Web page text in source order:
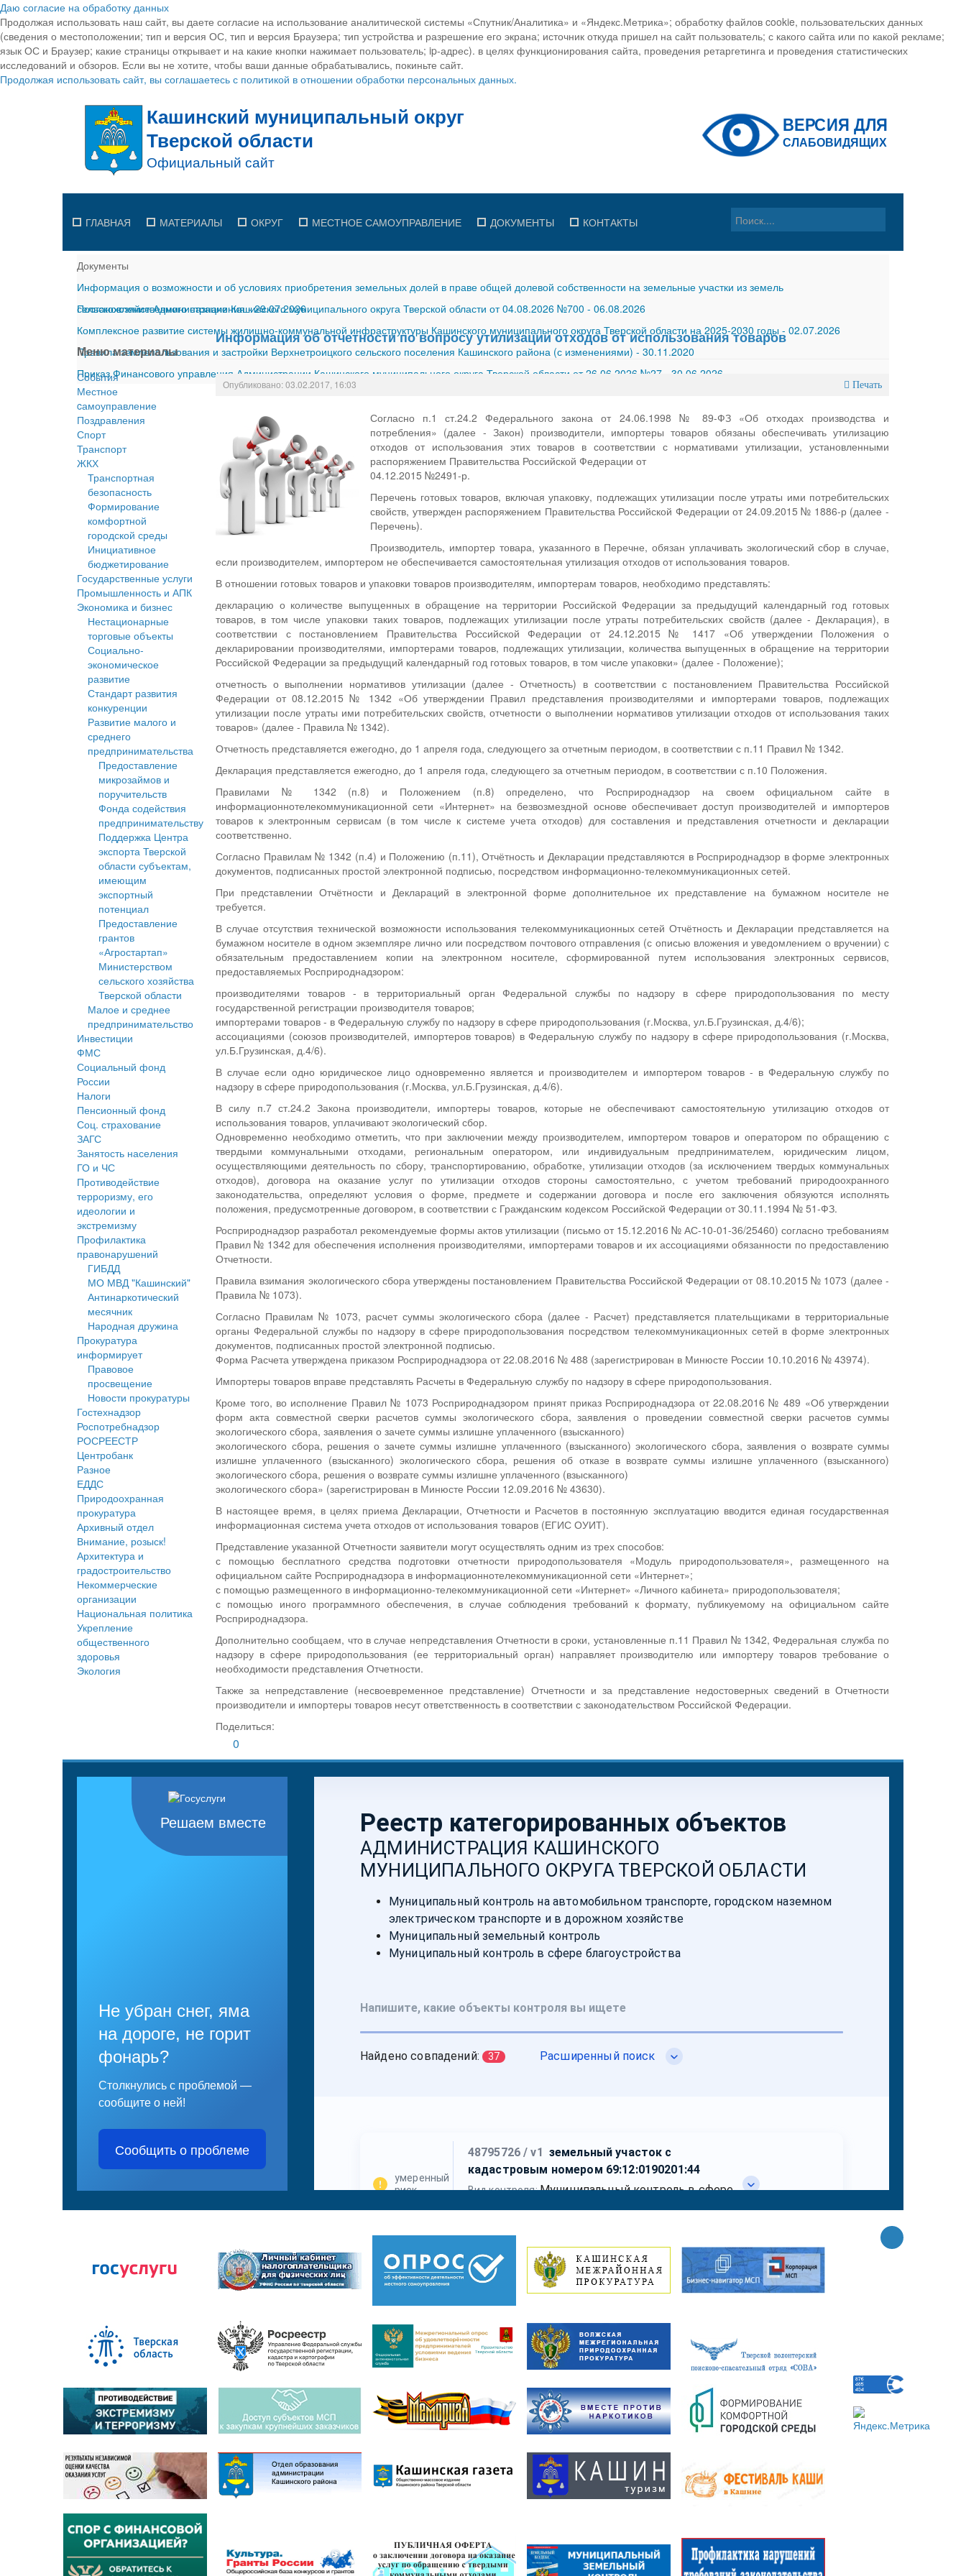
Даю согласие на обработку данных
Продолжая использовать наш сайт, вы даете согласие на использование аналитической системы «Спутник/Аналитика» и «Яндекс.Метрика»; обработку файлов cookie, пользовательских данных
(сведения о местоположении; тип и версия ОС, тип и версия Браузера; тип устройства и разрешение его экрана; источник откуда пришел на сайт пользователь; с какого сайта или по какой рекламе;
язык ОС и Браузер; какие страницы открывает и на какие кнопки нажимает пользователь; ip-адрес). в целях функционирования сайта, проведения ретаргетинга и проведения статистических
исследований и обзоров. Если вы не хотите, чтобы ваши данные обрабатывались, покиньте сайт.
Продолжая использовать сайт, вы соглашаетесь с политикой в отношении обработки персональных данных.
ГЛАВНАЯ МАТЕРИАЛЫ ОКРУГ МЕСТНОЕ САМОУПРАВЛЕНИЕ ДОКУМЕНТЫ КОНТАКТЫ
Документы
Информация о возможности и об условиях приобретения земельных долей в праве общей долевой собственности на земельные участки из земель
сельскохозяйственного назначения-29.07.2026
Постановление Администрации Кашинского муниципального округа Тверской области от 04.08.2026 №700 - 06.08.2026
Комплексное развитие системы жилищно-коммунальной инфраструктуры Кашинского муниципального округа Тверской области на 2025-2030 годы - 02.07.2026
Правила землепользования и застройки Верхнетроицкого сельского поселения Кашинского района (с изменениями) - 30.11.2020
Приказ Финансового управления Администрации Кашинского муниципального округа Тверской области от 26.06.2026 №27
30.06.2026
Меню материалы
События
Местное
cамоуправление
Поздравления
Спорт
Транспорт
ЖКХ
Транспортная
безопасность
Формирование
комфортной
городской среды
Инициативное
бюджетирование
Государственные услуги
Промышленность и АПК
Экономика и бизнес
Нестационарные
торговые объекты
Социально-
экономическое
развитие
Стандарт развития
конкуренции
Развитие малого и
среднего
предпринимательства
Предоставление
микрозаймов и
поручительств
Фонда содействия
предпринимательству
Поддержка Центра
экспорта Тверской
области субъектам,
имеющим
экспортный
потенциал
Предоставление
грантов
«Агростартап»
Министерством
сельского хозяйства
Тверской области
Малое и среднее
предпринимательство
Инвестиции
ФМС
Социальный фонд
России
Налоги
Пенсионный фонд
Соц. страхование
ЗАГС
Занятость населения
ГО и ЧС
Противодействие
терроризму, его
идеологии и
экстремизму
Профилактика
правонарушений
ГИБДД
МО МВД "Кашинский"
Антинаркотический
месячник
Народная дружина
Прокуратура
информирует
Правовое
просвещение
Новости прокуратуры
Гостехнадзор
Роспотребнадзор
РОСРЕЕСТР
Центробанк
Разное
ЕДДС
Природоохранная
прокуратура
Архивный отдел
Внимание, розыск!
Архитектура и
градостроительство
Некоммерческие
организации
Национальная политика
Укрепление
общественного
здоровья
Экология
Информация об отчетности по вопросу утилизации отходов от использования товаров
Опубликовано: 03.02.2017, 16:03 Печать
Согласно п.1 ст.24.2 Федерального закона от 24.06.1998 № 89-ФЗ «Об отходах производства и
потребления» (далее - Закон) производители, импортеры товаров обязаны обеспечивать утилизацию
отходов от использования этих товаров в соответствии с нормативами утилизации, установленными
распоряжением Правительства Российской Федерации от
04.12.2015 №2491-р.
Перечень готовых товаров, включая упаковку, подлежащих утилизации после утраты ими потребительских
свойств, утвержден распоряжением Правительства Российской Федерации от 24.09.2015 № 1886-р (далее -
Перечень).
Производитель, импортер товара, указанного в Перечне, обязан уплачивать экологический сбор в случае,
если производителем, импортером не обеспечивается самостоятельная утилизация отходов от использования товаров.
В отношении готовых товаров и упаковки товаров производителям, импортерам товаров, необходимо представлять:
декларацию о количестве выпущенных в обращение на территории Российской Федерации за предыдущий календарный год готовых
товаров, в том числе упаковки таких товаров, подлежащих утилизации после утраты потребительских свойств (далее - Декларация), в
соответствии с постановлением Правительства Российской Федерации от 24.12.2015 № 1417 «Об утверждении Положения о
декларировании производителями, импортерами товаров, подлежащих утилизации, количества выпущенных в обращение на территории
Российской Федерации за предыдущий календарный год готовых товаров, в том числе упаковки» (далее - Положение);
отчетность о выполнении нормативов утилизации (далее - Отчетность) в соответствии с постановлением Правительства Российской
Федерации от 08.12.2015 № 1342 «Об утверждении Правил представления производителями и импортерами товаров, подлежащих
утилизации после утраты ими потребительских свойств, отчетности о выполнении нормативов утилизации отходов от использования таких
товаров» (далее - Правила № 1342).
Отчетность представляется ежегодно, до 1 апреля года, следующего за отчетным периодом, в соответствии с п.11 Правил № 1342.
Декларация представляется ежегодно, до 1 апреля года, следующего за отчетным периодом, в соответствии с п.10 Положения.
Правилами № 1342 (п.8) и Положением (п.8) определено, что Росприроднадзор на своем официальном сайте в
информационнотелекоммуникационной сети «Интернет» на безвозмездной основе обеспечивает доступ производителей и импортеров
товаров к электронным сервисам (в том числе к системе учета отходов) для составления и представления отчетности и декларации
соответственно.
Согласно Правилам № 1342 (п.4) и Положению (п.11), Отчётность и Декларации представляются в Росприроднадзор в форме электронных
документов, подписанных простой электронной подписью, посредством информационно-телекоммуникационных сетей.
При представлении Отчётности и Деклараций в электронной форме дополнительное их представление на бумажном носителе не
требуется.
В случае отсутствия технической возможности использования телекоммуникационных сетей Отчётность и Декларации представляется на
бумажном носителе в одном экземпляре лично или посредством почтового отправления (с описью вложения и уведомлением о вручении) с
обязательным предоставлением копии на электронном носителе, сформированной путем использования электронных сервисов,
предоставляемых Росприроднадзором:
производителями товаров - в территориальный орган Федеральной службы по надзору в сфере природопользования по месту
государственной регистрации производителя товаров;
импортерами товаров - в Федеральную службу по надзору в сфере природопользования (г.Москва, ул.Б.Грузинская, д.4/6);
ассоциациями (союзов производителей, импортеров товаров) в Федеральную службу по надзору в сфере природопользования (г.Москва,
ул.Б.Грузинская, д.4/6).
В случае если одно юридическое лицо одновременно является и производителем и импортером товаров - в Федеральную службу по
надзору в сфере природопользования (г.Москва, ул.Б.Грузинская, д.4/6).
В силу п.7 ст.24.2 Закона производители, импортеры товаров, которые не обеспечивают самостоятельную утилизацию отходов от
использования товаров, уплачивают экологический сбор.
Одновременно необходимо отметить, что при заключении между производителем, импортером товаров и оператором по обращению с
твердыми коммунальными отходами, региональным оператором, или индивидуальным предпринимателем, юридическим лицом,
осуществляющими деятельность по сбору, транспортированию, обработке, утилизации отходов (за исключением твердых коммунальных
отходов), договора на оказание услуг по утилизации отходов стороны самостоятельно, с учетом требований природоохранного
законодательства, определяют условия о форме, предмете и содержании договора и после его заключения обязуются исполнять
положения, предусмотренные договором, в соответствии с Гражданским кодексом Российской Федерации от 30.11.1994 № 51-ФЗ.
Росприроднадзор разработал рекомендуемые формы актов утилизации (письмо от 15.12.2016 № АС-10-01-36/25460) согласно требованиям
Правил № 1342 для обеспечения исполнения производителями, импортерами товаров и их ассоциациями обязанности по предоставлению
Отчетности.
Правила взимания экологического сбора утверждены постановлением Правительства Российской Федерации от 08.10.2015 № 1073 (далее -
Правила № 1073).
Согласно Правилам № 1073, расчет суммы экологического сбора (далее - Расчет) представляется плательщиками в территориальные
органы Федеральной службы по надзору в сфере природопользования посредством телекоммуникационных сетей в форме электронных
документов, подписанных простой электронной подписью.
Форма Расчета утверждена приказом Росприроднадзора от 22.08.2016 № 488 (зарегистрирован в Минюсте России 10.10.2016 № 43974).
Импортеры товаров вправе представлять Расчеты в Федеральную службу по надзору в сфере природопользования.
Кроме того, во исполнение Правил № 1073 Росприроднадзором принят приказ Росприроднадзора от 22.08.2016 № 489 «Об утверждении
форм акта совместной сверки расчетов суммы экологического сбора, заявления о проведении совместной сверки расчетов суммы
экологического сбора, заявления о зачете суммы излишне уплаченного (взысканного)
экологического сбора, решения о зачете суммы излишне уплаченного (взысканного) экологического сбора, заявления о возврате суммы
излишне уплаченного (взысканного) экологического сбора, решения об отказе в возврате суммы излишне уплаченного (взысканного)
экологического сбора, решения о возврате суммы излишне уплаченного (взысканного)
экологического сбора» (зарегистрирован в Минюсте России 12.09.2016 № 43630).
В настоящее время, в целях приема Декларации, Отчетности и Расчетов в постоянную эксплуатацию вводится единая государственная
информационная система учета отходов от использования товаров (ЕГИС ОУИТ).
Представление указанной Отчетности заявители могут осуществлять одним из трех способов:
с помощью бесплатного средства подготовки отчетности природопользователя «Модуль природопользователя», размещенного на
официальном сайте Росприроднадзора в информационнотелекоммуникационной сети «Интернет»;
с помощью размещенного в информационно-телекоммуникационной сети «Интернет» «Личного кабинета» природопользователя;
с помощью иного программного обеспечения, в случае соблюдения требований к формату, публикуемому на официальном сайте
Росприроднадзора.
Дополнительно сообщаем, что в случае непредставления Отчетности в сроки, установленные п.11 Правил № 1342, Федеральная служба по
надзору в сфере природопользования (ее территориальный орган) направляет производителю или импортеру товаров требование о
необходимости представления Отчетности.
Также за непредставление (несвоевременное представление) Отчетности и за представление недостоверных сведений в Отчетности
производители и импортеры товаров несут ответственность в соответствии с законодательством Российской Федерации.
Поделиться:
0
Решаем вместе
Не убран снег, яма
на дороге, не горит
фонарь?
Столкнулись с проблемой —
сообщите о ней!
Сообщить о проблеме